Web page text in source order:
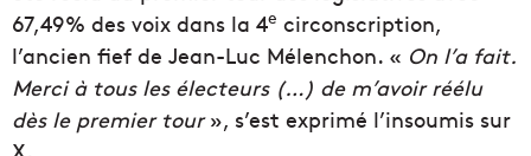
67,49% des voix dans la 4e circonscription,
l’ancien fief de Jean-Luc Mélenchon. « On l’a fait.
Merci à tous les électeurs (…) de m’avoir réélu
dès le premier tour», s’est exprimé l’insoumis sur